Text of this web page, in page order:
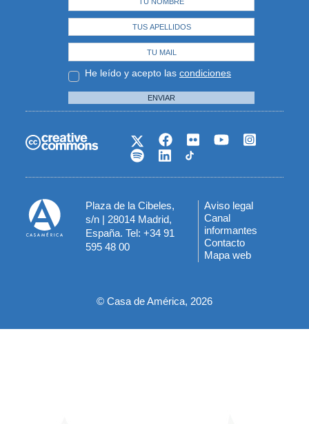
He leído y acepto las condiciones
ENVIAR
Plaza de la Cibeles,
s/n | 28014 Madrid,
España. Tel: +34 91
595 48 00
Menú
del
pie
Aviso legal
Canal
informantes
Contacto
Mapa web
© Casa de América, 2026